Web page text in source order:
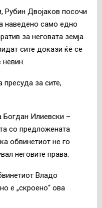
Двојаков посочи
наведено само едно
за неговата земја.
сите докази ќе се
за сите,
Богдан Илиевски –
со предложената
обвинетиот не го
неговите права.
Владо
е „скроено“ ова